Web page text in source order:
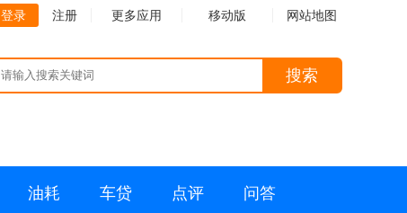
登录 注册 更多应用 移动版 网站地图
搜索
油耗 车贷 点评 问答